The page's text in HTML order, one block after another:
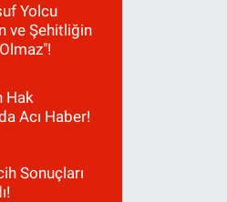
Yolcu
ve Şehitliğin
Hak
Acı Haber!
Sonuçları